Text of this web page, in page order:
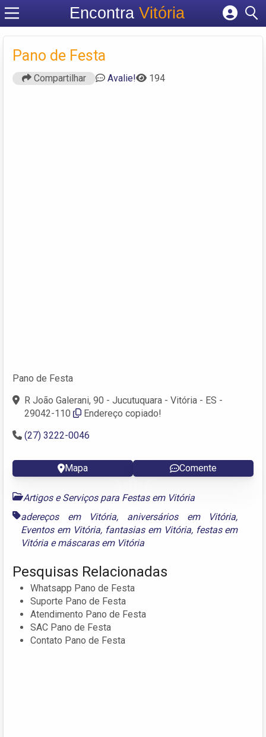
EncontraVitória
Cadastrar empresa
Pano de Festa
Compartilhar Avalie! 194
Pano de Festa
R João Galerani, 90 - Jucutuquara - Vitória - ES -
29042-110
Endereço copiado!
(27) 3222-0046
Mapa Comente
Artigos e Serviços para Festas em Vitória
adereços em Vitória, aniversários em Vitória,
Eventos em Vitória, fantasias em Vitória, festas em
Vitória emáscaras em Vitória
Pesquisas Relacionadas
Whatsapp Pano de Festa
Suporte Pano de Festa
Atendimento Pano de Festa
SAC Pano de Festa
Contato Pano de Festa